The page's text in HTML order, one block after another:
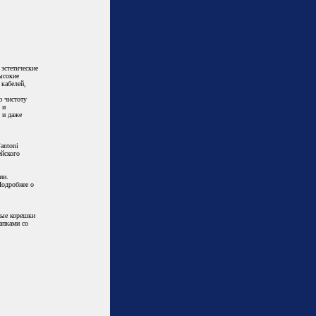
чистоту
и
и даже
о
корешки
со